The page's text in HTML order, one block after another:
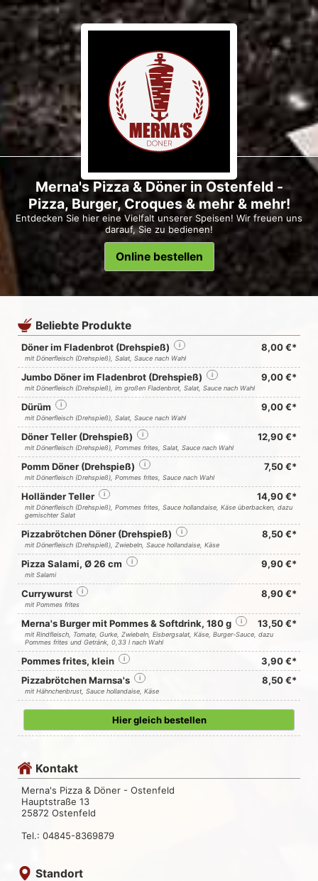
Merna's Pizza & Döner in Ostenfeld -
Pizza, Burger, Croques & mehr & mehr!
Entdecken Sie hier eine Vielfalt unserer Speisen! Wir freuen uns
darauf, Sie zu bedienen!
Online bestellen
Beliebte Produkte
Döner im Fladenbrot (Drehspieß) i 8,00 €*
mit Dönerfleisch (Drehspieß), Salat, Sauce nach Wahl
Jumbo Döner im Fladenbrot (Drehspieß) i 9,00 €*
mit Dönerfleisch (Drehspieß), im großen Fladenbrot, Salat, Sauce nach Wahl
Dürüm i 9,00 €*
mit Dönerfleisch (Drehspieß), Salat, Sauce nach Wahl
Döner Teller (Drehspieß) i 12,90 €*
mit Dönerfleisch (Drehspieß), Pommes frites, Salat, Sauce nach Wahl
Pomm Döner (Drehspieß) i 7,50 €*
mit Dönerfleisch (Drehspieß), Pommes frites, Sauce nach Wahl
Holländer Teller i 14,90 €*
mit Dönerfleisch (Drehspieß), Pommes frites, Sauce hollandaise, Käse überbacken, dazu
gemischter Salat
Pizzabrötchen Döner (Drehspieß) i 8,50 €*
mit Dönerfleisch (Drehspieß), Zwiebeln, Sauce hollandaise, Käse
Pizza Salami, Ø 26 cm i 9,90 €*
mit Salami
Currywurst i 8,90 €*
mit Pommes frites
Merna's Burger mit Pommes & Softdrink, 180 g i 13,50 €*
mit Rindfleisch, Tomate, Gurke, Zwiebeln, Eisbergsalat, Käse, Burger-Sauce, dazu
Pommes frites und Getränk, 0,33 l nach Wahl
Pommes frites, klein i
3,90 €*
Pizzabrötchen Marnsa's
i 8,50 €*
mit Hähnchenbrust, Sauce hollandaise, Käse
Hier gleich bestellen
Kontakt
Merna's Pizza & Döner - Ostenfeld
Hauptstraße 13
25872 Ostenfeld
Tel.: 04845-8369879
Standort